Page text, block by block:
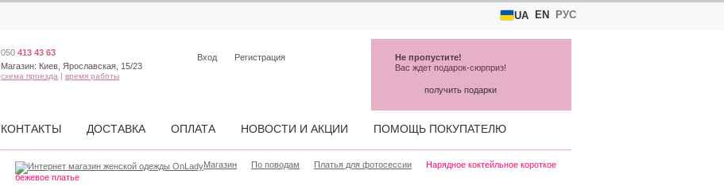
UA EN РУС
Магазин По поводам Платья для фотосессии
Нарядное коктейльное короткое
бежевое платье
050 413 43 63
Магазин: Киев, Ярославская, 15/23
схема проезда | время работы
Вход Регистрация
КОНТАКТЫ ДОСТАВКА ОПЛАТА НОВОСТИ И АКЦИИ ПОМОЩЬ ПОКУПАТЕЛЮ
Не пропустите!
Вас ждет подарок-сюрприз!
получить подарки